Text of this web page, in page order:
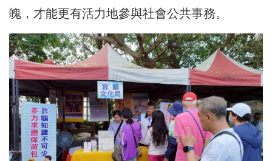
魄，才能更有活力地參與社會公共事務。